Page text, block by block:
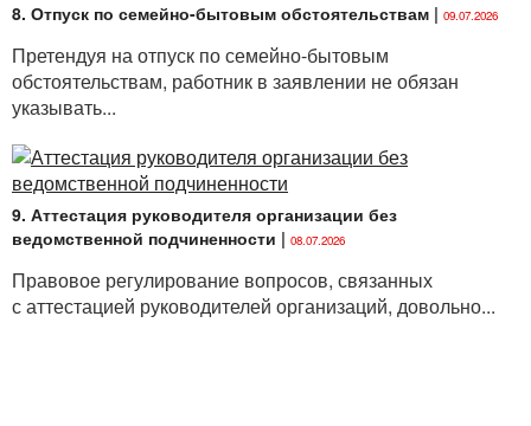
8. Отпуск по семейно-бытовым обстоятельствам | 09.07.2026
Претендуя на отпуск по семейно-бытовым
обстоятельствам, работник в заявлении не обязан
указывать...
9. Аттестация руководителя организации без
ведомственной подчиненности | 08.07.2026
Правовое регулирование вопросов, связанных
с аттестацией руководителей организаций, довольно...